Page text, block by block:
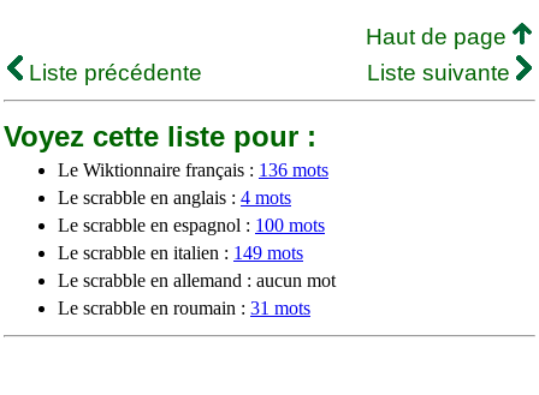
Haut de page
Liste précédente
Liste suivante
Voyez cette liste pour :
Le Wiktionnaire français : 136 mots
Le scrabble en anglais : 4 mots
Le scrabble en espagnol : 100 mots
Le scrabble en italien : 149 mots
Le scrabble en allemand : aucun mot
Le scrabble en roumain : 31 mots